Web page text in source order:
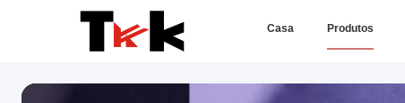
Casa Produtos